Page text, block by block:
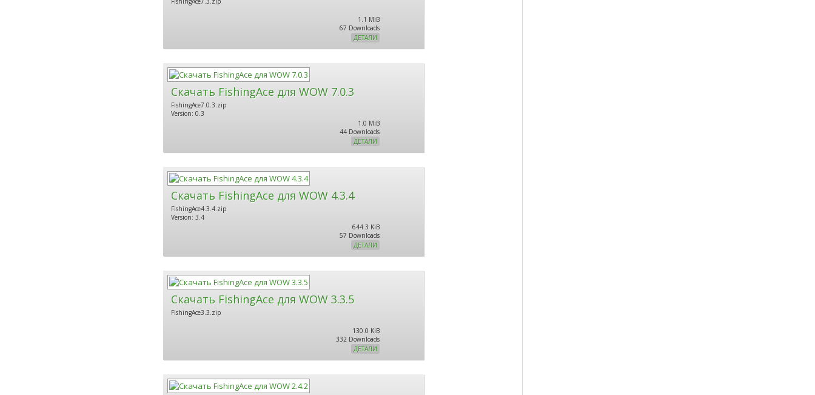
1.1 MiB
67 Downloads
ДЕТАЛИ
Скачать FishingAce для WOW 7.0.3
FishingAce7.0.3.zip
Version: 0.3
1.0 MiB
44 Downloads
ДЕТАЛИ
Скачать FishingAce для WOW 4.3.4
FishingAce4.3.4.zip
Version: 3.4
644.3 KiB
57 Downloads
ДЕТАЛИ
Скачать FishingAce для WOW 3.3.5
FishingAce3.3.zip
130.0 KiB
332 Downloads
ДЕТАЛИ